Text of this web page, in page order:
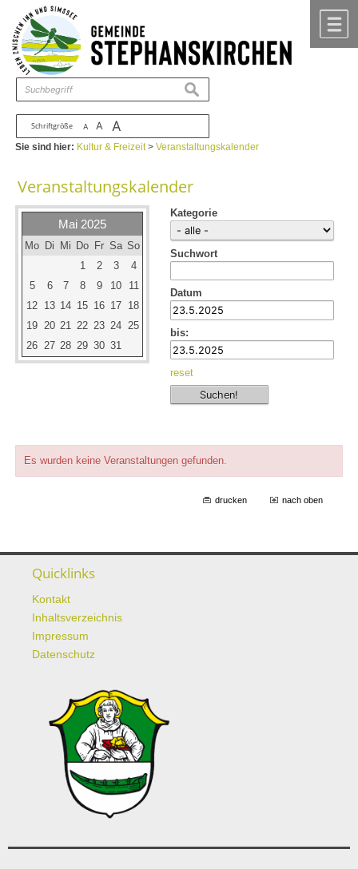
Zum Inhalt ,zur Navigation
Schriftgröße A A A
suchen
Sie sind hier: Kultur & Freizeit>Veranstaltungskalender
Veranstaltungskalender
Mai 2025
Mo Di Mi Do Fr Sa So
1
2 3
4
5
6 7 8 9 10
11
12 13 14 15 16 17 18
19 20 21 22 23 24 25
26 27 28 29 30 31
Kategorie
Suchwort
Datum
bis:
reset
Es wurden keine Veranstaltungen gefunden.
drucken nach oben
Quicklinks
Kontakt
Inhaltsverzeichnis
Impressum
Datenschutz